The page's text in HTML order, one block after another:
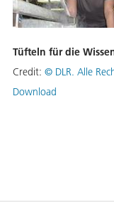
Tüfteln für die
Credit: © DLR. Alle
Download